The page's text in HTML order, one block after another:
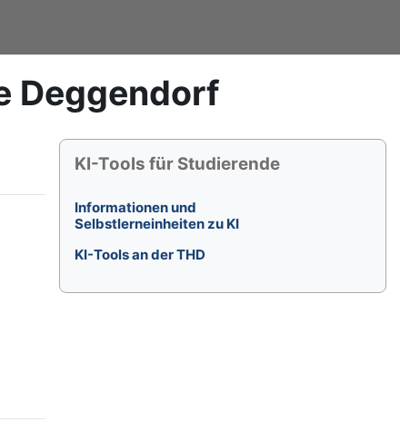
Deggendorf
Blöcke
KI-Tools für Studierende überspringen
KI-Tools für Studierende
Informationen und
Selbstlerneinheiten zu KI
KI-Tools an der THD